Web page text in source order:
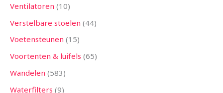
Ventilatoren 10
Verstelbare stoelen 44
Voetensteunen 15
Voortenten & luifels 65
Wandelen 583
Waterfilters 9